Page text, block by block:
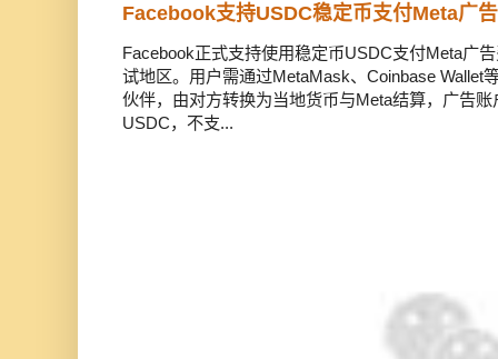
Facebook支持USDC稳定币支付Meta广
Facebook正式支持使用稳定币USDC支付Meta广
试地区。用户需通过MetaMask、Coinbase Wallet
伙伴，由对方转换为当地货币与Meta结算，广告
USDC，不支...